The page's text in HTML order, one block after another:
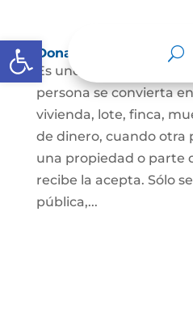
Abrir barra de herramientas
Donación
Es uno de los
persona se convierta
vivienda, lote, finca,
de dinero, cuando otra
una propiedad o parte
recibe la acepta. Sólo
pública,...